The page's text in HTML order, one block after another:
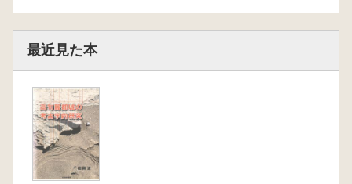
最近見た本